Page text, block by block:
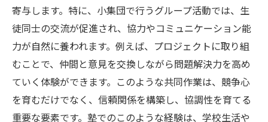
寄与します。特に、小集団で行うグループ活動では、生
徒同士の交流が促進され、協力やコミュニケーション能
力が自然に養われます。例えば、プロジェクトに取り組
むことで、仲間と意見を交換しながら問題解決力を高め
ていく体験ができます。このような共同作業は、競争心
を育むだけでなく、信頼関係を構築し、協調性を育てる
重要な要素です。塾でのこのような経験は、学校生活や